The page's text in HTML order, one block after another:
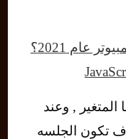
عام 2021؟
المتغير , وعند
تكون الجلسه